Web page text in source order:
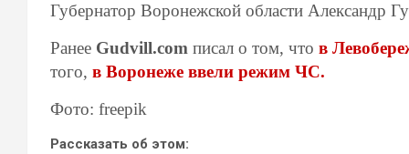
Губернатор Воронежской области Александр
Ранее Gudvill.com писал о том, что в
того, в Воронеже ввели режим ЧС.
Фото: freepik
Рассказать об этом: